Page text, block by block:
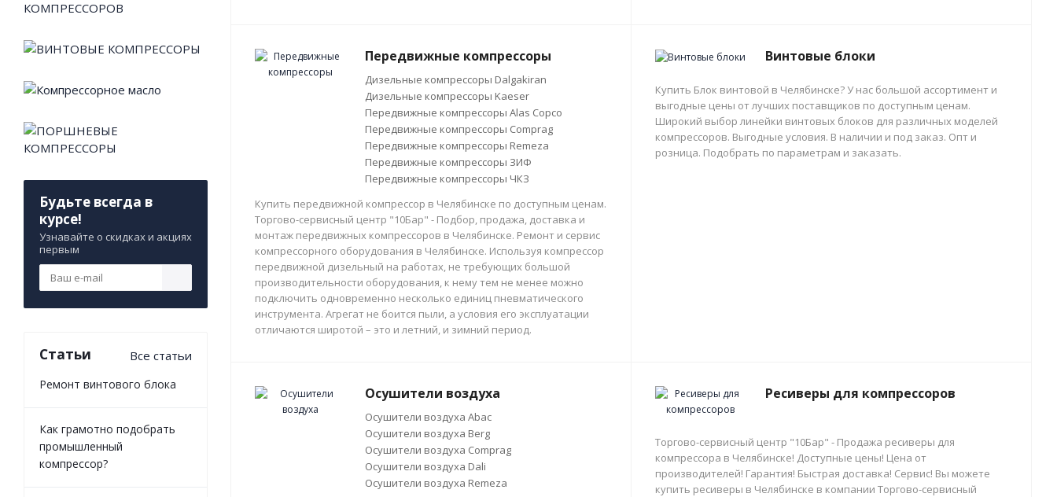
Передвижные компрессоры
Дизельные компрессоры Dalgakiran
Дизельные компрессоры Kaeser
Передвижные компрессоры Alas Copco
Передвижные компрессоры Comprag
Передвижные компрессоры Remeza
Передвижные компрессоры ЗИФ
Передвижные компрессоры ЧКЗ
Купить передвижной компрессор в Челябинске по доступным ценам.
Торгово-сервисный центр "10Бар" - Подбор, продажа, доставка и
монтаж передвижных компрессоров в Челябинске. Ремонт и сервис
компрессорного оборудования в Челябинске. Используя компрессор
передвижной дизельный на работах, не требующих большой
производительности оборудования, к нему тем не менее можно
подключить одновременно несколько единиц пневматического
инструмента. Агрегат не боится пыли, а условия его эксплуатации
отличаются широтой – это и летний, и зимний период.
Винтовые блоки
Купить Блок винтовой в Челябинске? У нас большой ассортимент и
выгодные цены от лучших поставщиков по доступным ценам.
Широкий выбор линейки винтовых блоков для различных моделей
компрессоров. Выгодные условия. В наличии и под заказ. Опт и
розница. Подобрать по параметрам и заказать.
Осушители воздуха
Осушители воздуха Abac
Осушители воздуха Berg
Осушители воздуха Comprag
Осушители воздуха Dali
Осушители воздуха Remeza
Ресиверы для компрессоров
Торгово-сервисный центр "10Бар" - Продажа ресиверы для
компрессора в Челябинске! Доступные цены! Цена от
производителей! Гарантия! Быстрая доставка! Сервис! Вы можете
купить ресиверы в Челябинске в компании Торгово-сервисный
Будьте всегда в
курсе!
Узнавайте о скидках и акциях
первым
Статьи Все статьи
Ремонт винтового блока
Как грамотно подобрать
промышленный
компрессор?